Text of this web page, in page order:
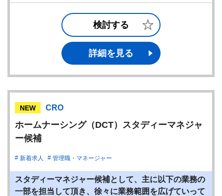
検討する
詳細を見る
NEW CRO
ホームナーシング（DCT）スタディーマネジャ
ー候補
新着求人 管理職・マネージャー
スタディーマネジャー候補として、主に以下の業務の
一部を担当して頂き、徐々に業務範囲を広げていって